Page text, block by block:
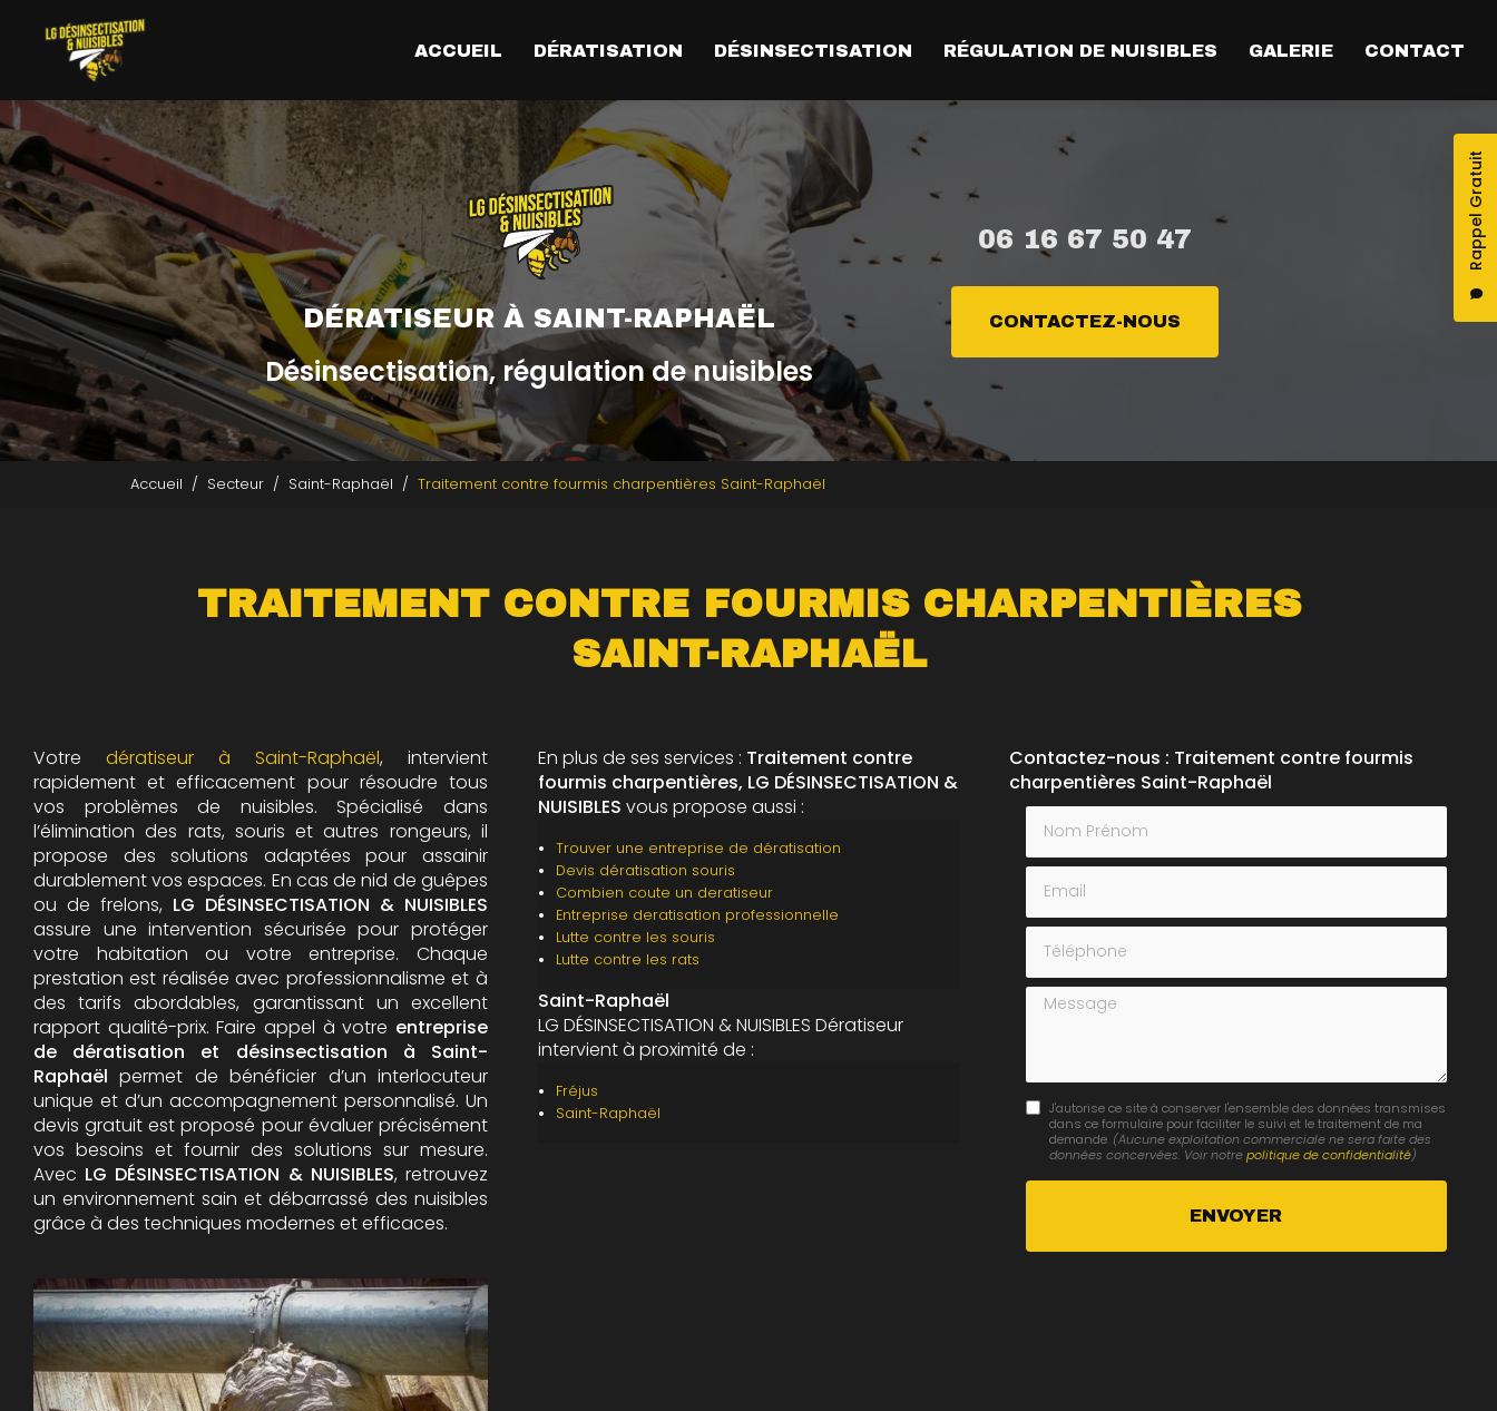
contenu
Rappel Gratuit
ACCUEIL DÉRATISATION DÉSINSECTISATION RÉGULATION DE NUISIBLES GALERIE CONTACT
DÉRATISEUR À SAINT-RAPHAËL
Désinsectisation, régulation de nuisibles
06 16 67 50 47
CONTACTEZ-NOUS
Accueil Secteur Saint-Raphaël Traitement contre fourmis charpentières Saint-Raphaël
TRAITEMENT CONTRE FOURMIS CHARPENTIÈRES
SAINT-RAPHAËL
Votre dératiseur à Saint-Raphaël, intervient
rapidement et efficacement pour résoudre tous
vos problèmes de nuisibles. Spécialisé dans
l’élimination des rats, souris et autres rongeurs, il
propose des solutions adaptées pour assainir
durablement vos espaces. En cas de nid de guêpes
ou de frelons, LG DÉSINSECTISATION & NUISIBLES
assure une intervention sécurisée pour protéger
votre habitation ou votre entreprise. Chaque
prestation est réalisée avec professionnalisme et à
des tarifs abordables, garantissant un excellent
rapport qualité-prix. Faire appel à votre entreprise
de dératisation et désinsectisation à Saint-
Raphaël permet de bénéficier d’un interlocuteur
unique et d’un accompagnement personnalisé. Un
devis gratuit est proposé pour évaluer précisément
vos besoins et fournir des solutions sur mesure.
Avec LG DÉSINSECTISATION & NUISIBLES, retrouvez
un environnement sain et débarrassé des nuisibles
grâce à des techniques modernes et efficaces.
En plus de ses services : Traitement contre
fourmis charpentières, LG DÉSINSECTISATION &
NUISIBLES vous propose aussi :
Trouver une entreprise de dératisation
Devis dératisation souris
Combien coute un deratiseur
Entreprise deratisation professionnelle
Lutte contre les souris
Lutte contre les rats
Saint-Raphaël
LG DÉSINSECTISATION & NUISIBLES Dératiseur
intervient à proximité de :
Fréjus
Saint-Raphaël
Contactez-nous : Traitement contre fourmis
charpentières Saint-Raphaël
Nom Prénom
Email
Téléphone
Message
J'autorise ce site à conserver l'ensemble des données transmises
dans ce formulaire pour faciliter le suivi et le traitement de ma
demande. (Aucune exploitation commerciale ne sera faite des
données concervées. Voir notrepolitique de confidentialité)